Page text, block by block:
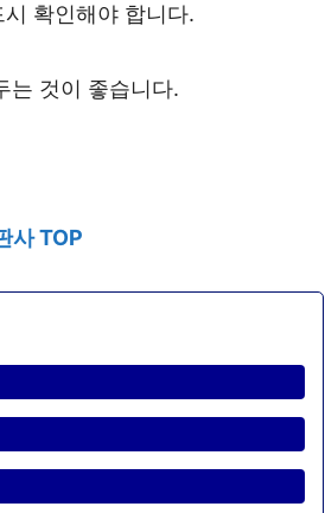
확인해야 합니다.
는 것이 좋습니다.
사 TOP